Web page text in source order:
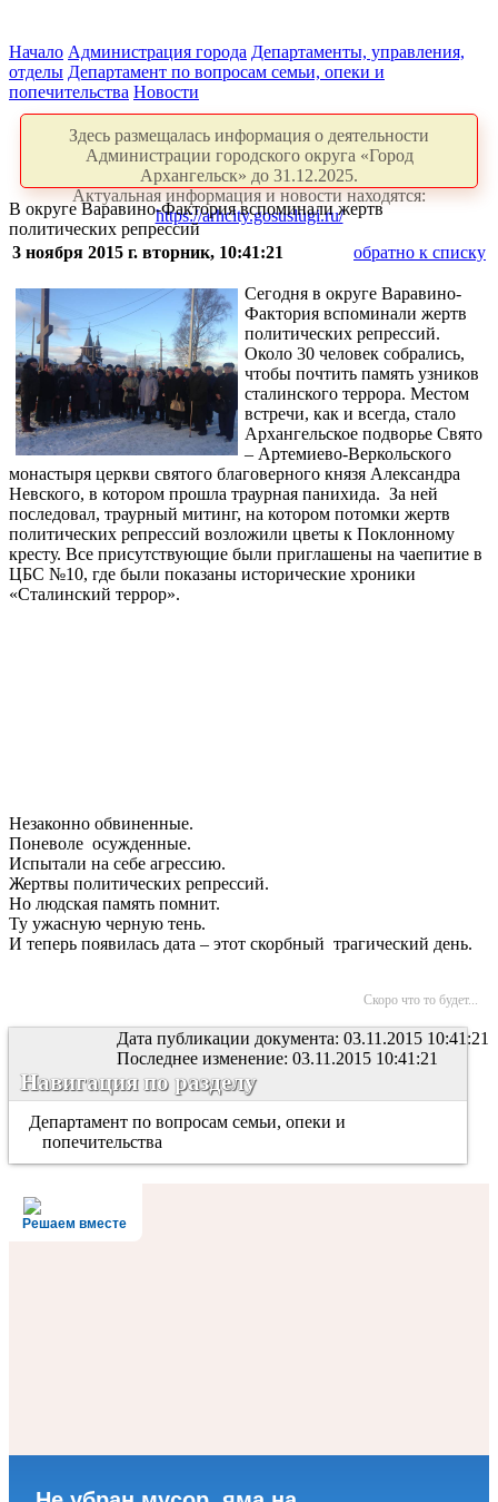
Начало Администрация города Департаменты, управления,
отделы Департамент по вопросам семьи, опеки и
попечительства Новости
Здесь размещалась информация о деятельности
Администрации городского округа «Город
Архангельск» до 31.12.2025.
Актуальная информация и новости находятся:
https://arhcity.gosuslugi.ru/
В округе Варавино-Фактория вспоминали жертв
политических репрессий
3 ноября 2015 г. вторник, 10:41:21
обратно к списку
Сегодня в округе Варавино-
Фактория вспоминали жертв
политических репрессий.
Около 30 человек собрались,
чтобы почтить память узников
сталинского террора. Местом
встречи, как и всегда, стало
Архангельское подворье Свято
– Артемиево-Веркольского
монастыря церкви святого благоверного князя Александра
Невского, в котором прошла траурная панихида. За ней
последовал, траурный митинг, на котором потомки жертв
политических репрессий возложили цветы к Поклонному
кресту. Все присутствующие были приглашены на чаепитие в
ЦБС №10, где были показаны исторические хроники
«Сталинский террор».
Незаконно обвиненные.
Поневоле осужденные.
Испытали на себе агрессию.
Жертвы политических репрессий.
Но людская память помнит.
Ту ужасную черную тень.
И теперь появилась дата – этот скорбный трагический день.
Скоро что то будет...
Дата публикации документа: 03.11.2015 10:41:21
Последнее изменение: 03.11.2015 10:41:21
Навигация по разделу
Департамент по вопросам семьи, опеки и
попечительства
Решаем вместе